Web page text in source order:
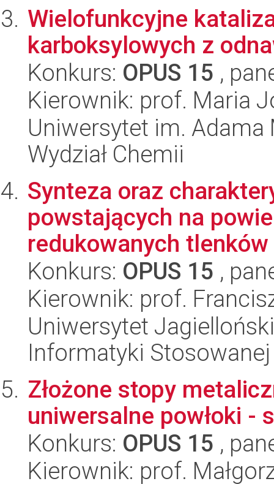
Wielofunkcyjne
karboksylowych z
Konkurs: OPUS 15 ,
Kierownik: prof. Maria
Uniwersytet im.
Wydział Chemii
Synteza oraz
powstających na
redukowanych
Konkurs: OPUS 15 ,
Kierownik: prof.
Uniwersytet
Informatyki Stosowanej
Złożone stopy
uniwersalne powłoki -
Konkurs: OPUS 15 ,
Kierownik: prof.